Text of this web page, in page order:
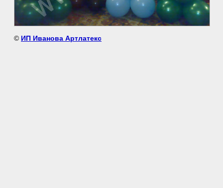
© ИП Иванова Артлатекс